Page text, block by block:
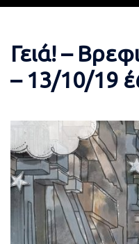
Γειά! –
– 13/10/19